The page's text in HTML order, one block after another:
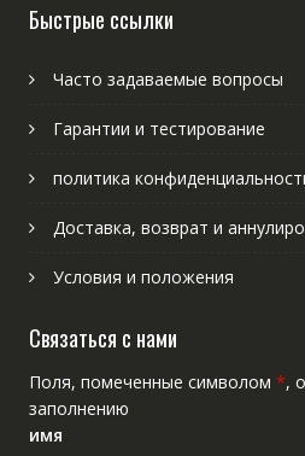
Быстрые ссылки
Часто задаваемые вопросы
Гарантии и тестирование
политика
Доставка, возврат и
Условия и положения
Связаться с нами
Поля, помеченные символом *,
заполнению
имя